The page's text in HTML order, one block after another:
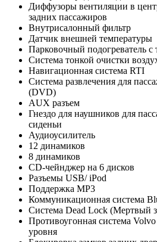
Диффузоры вентиляции в
задних пассажиров
Внутрисалонный фильтр
Датчик внешней температуры
Парковочный подогреватель
Система тонкой очистки
Навигационная система RTI
Система развлечения для
(DVD)
AUX разъем
Гнездо для наушников для
сиденьи
Аудиоусилитель
12 динамиков
8 динамиков
CD-чейнджер на 6 дисков
Разъемы USB/ iPod
Поддержка MP3
Коммуникационная система
Система Dead Lock (Мертвый
Противоугонная система
уровня